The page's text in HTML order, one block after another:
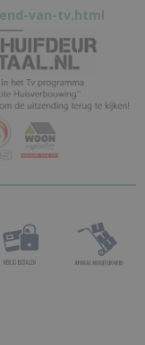
van-tv.html